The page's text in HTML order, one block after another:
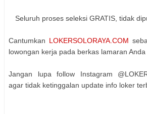
Seluruh proses seleksi GRATIS, tidak
Cantumkan LOKERSOLORAYA.COM
lowongan kerja pada berkas lamaran Anda
Jangan lupa follow Instagram
agar tidak ketinggalan update info loker